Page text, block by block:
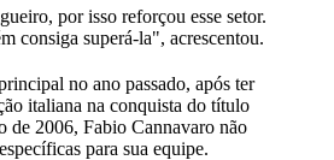
por isso reforçou esse setor.
consiga superá-la", acrescentou.
no ano passado, após ter
italiana na conquista do título
de 2006, Fabio Cannavaro não
para sua equipe.